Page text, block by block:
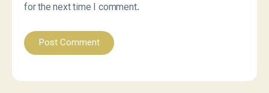
for the next time I comment.